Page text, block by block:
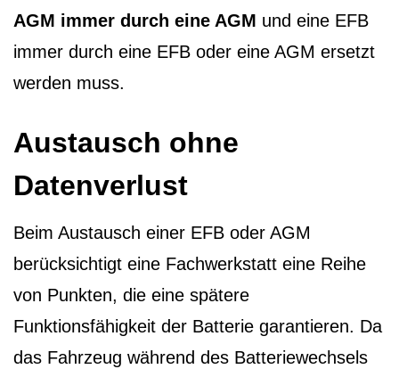
AGM immer durch eine AGM und eine EFB
immer durch eine EFB oder eine AGM ersetzt
werden muss.
Austausch ohne
Datenverlust
Beim Austausch einer EFB oder AGM
berücksichtigt eine Fachwerkstatt eine Reihe
von Punkten, die eine spätere
Funktionsfähigkeit der Batterie garantieren. Da
das Fahrzeug während des Batteriewechsels